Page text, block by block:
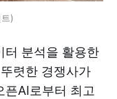
)
터 분석을 활용한
렷한 경쟁사가
픈AI로부터 최고